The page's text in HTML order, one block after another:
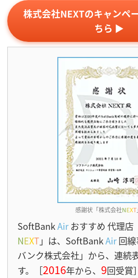
株式会社NEXTのキャンペ
ちら ▶
感謝状「株式会社NEXT
SoftBankAir おすすめ 代理店
NEXT」は、SoftBankAir回
バンク株式会社」から、連続
す。［2016年から、 9回受賞］